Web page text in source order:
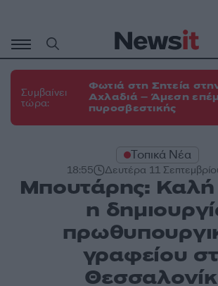
περιεχόμενο
Συμβαίνει
τώρα:
Φωτιά στη Σητεία
Αχλαδιά – Άμεση
πυροσβεστικής
Τοπικά Νέα
18:55 Δευτέρα 11
Μπουτάρης: Καλή
η
γραφείου